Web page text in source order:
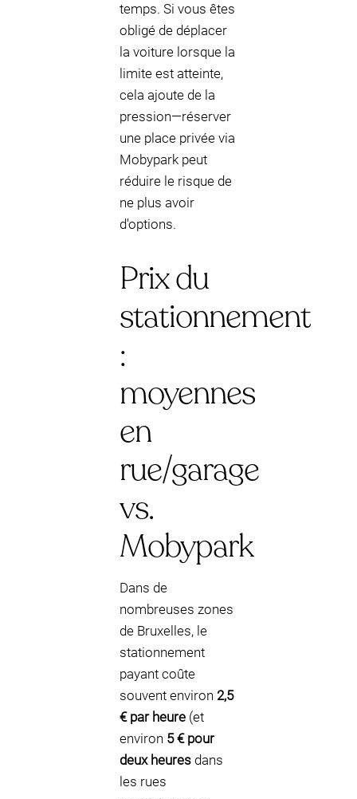
temps. Si vous êtes
obligé de déplacer
la voiture lorsque la
limite est atteinte,
cela ajoute de la
pression—réserver
une place privée via
Mobypark peut
réduire le risque de
ne plus avoir
d'options.
Prix du
stationnement
:
moyennes
en
rue/garage
vs.
Mobypark
Dans de
nombreuses zones
de Bruxelles, le
stationnement
payant coûte
souvent environ 2,5
€ par heure (et
environ 5 € pour
deux heures dans
les rues